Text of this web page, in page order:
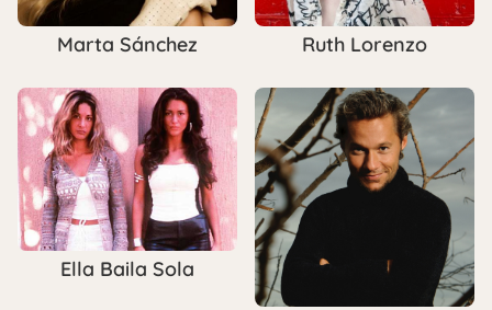
Marta Sánchez Ruth Lorenzo
Ella Baila Sola